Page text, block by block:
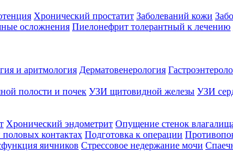
Хронический простатит Заболеваний кожи
осложнения Пиелонефрит толерантный к лечению
и аритмология Дерматовенерология
полости и почек УЗИ щитовидной железы УЗИ
Хронический эндометрит Опущение стенок
контактах Подготовка к операции
яичников Стрессовое недержание мочи